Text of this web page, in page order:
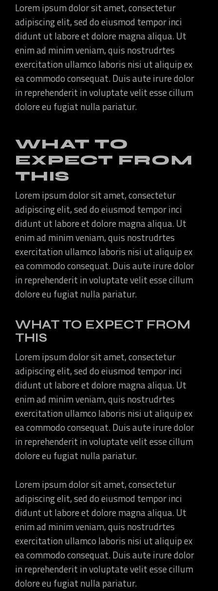
Lorem ipsum dolor sit amet, consectetur
adipiscing elit, sed do eiusmod tempor inci
didunt ut labore et dolore magna aliqua. Ut
enim ad minim veniam, quis nostrudrtes
exercitation ullamco laboris nisi ut aliquip ex
ea commodo consequat. Duis aute irure dolor
in reprehenderit in voluptate velit esse cillum
dolore eu fugiat nulla pariatur.
WHAT TO
EXPECT FROM
THIS
Lorem ipsum dolor sit amet, consectetur
adipiscing elit, sed do eiusmod tempor inci
didunt ut labore et dolore magna aliqua. Ut
enim ad minim veniam, quis nostrudrtes
exercitation ullamco laboris nisi ut aliquip ex
ea commodo consequat. Duis aute irure dolor
in reprehenderit in voluptate velit esse cillum
dolore eu fugiat nulla pariatur.
WHAT TO EXPECT FROM
THIS
Lorem ipsum dolor sit amet, consectetur
adipiscing elit, sed do eiusmod tempor inci
didunt ut labore et dolore magna aliqua. Ut
enim ad minim veniam, quis nostrudrtes
exercitation ullamco laboris nisi ut aliquip ex
ea commodo consequat. Duis aute irure dolor
in reprehenderit in voluptate velit esse cillum
dolore eu fugiat nulla pariatur.
Lorem ipsum dolor sit amet, consectetur
adipiscing elit, sed do eiusmod tempor inci
didunt ut labore et dolore magna aliqua. Ut
enim ad minim veniam, quis nostrudrtes
exercitation ullamco laboris nisi ut aliquip ex
ea commodo consequat. Duis aute irure dolor
in reprehenderit in voluptate velit esse cillum
dolore eu fugiat nulla pariatur.